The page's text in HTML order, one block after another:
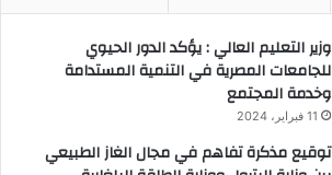
وزير التعليم العالي : يؤكد الدور الحيوي
للجامعات المصرية في التنمية المستدامة
وخدمة المجتمع
11 فبراير، 2024
توقيع مذكرة تفاهم في مجال الغاز الطبيعي